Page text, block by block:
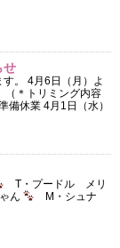
せ
。 4月6日（月）よ
（＊トリミング内容
休業 4月1日（水）
T・プードル メリ
ん
M・シュナ